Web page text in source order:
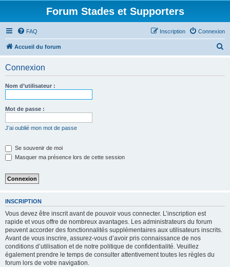
Forum Stades et Supporters
FAQ Connexion
Inscription
Accueil du forum
Connexion
Nom d’utilisateur :
Mot de passe :
J’ai oublié mon mot de passe
Se souvenir de moi
Masquer ma présence lors de cette session
INSCRIPTION
Vous devez être inscrit avant de pouvoir vous connecter. L’inscription est
rapide et vous offre de nombreux avantages. Les administrateurs du forum
peuvent accorder des fonctionnalités supplémentaires aux utilisateurs inscrits.
Avant de vous inscrire, assurez-vous d’avoir pris connaissance de nos
conditions d’utilisation et de notre politique de confidentialité. Veuillez
également prendre le temps de consulter attentivement toutes les règles du
forum lors de votre navigation.